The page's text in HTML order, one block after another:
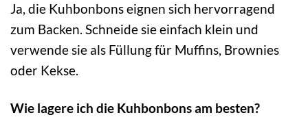
Ja, die Kuhbonbons eignen sich hervorragend
zum Backen. Schneide sie einfach klein und
verwende sie als Füllung für Muffins, Brownies
oder Kekse.
Wie lagere ich die Kuhbonbons am besten?